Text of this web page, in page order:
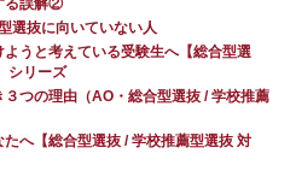
る誤解②
選抜に向いていない人
うと考えている受験生へ【総合型選
シリーズ
つの理由（AO・総合型選抜 / 学校推薦
へ【総合型選抜 / 学校推薦型選抜 対